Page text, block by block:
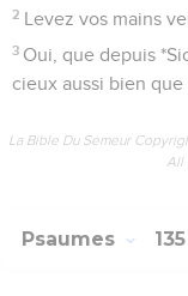
2 Levez vos mains
3 Oui, que depuis
cieux aussi bien que
La Bible Du Semeur
All
Psaumes 135